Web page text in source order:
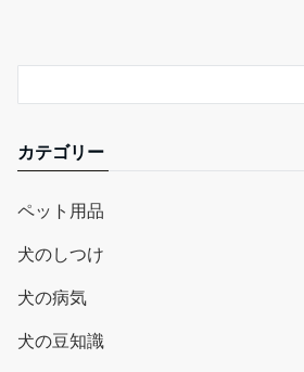
カテゴリー
ペット用品
犬のしつけ
犬の病気
犬の豆知識